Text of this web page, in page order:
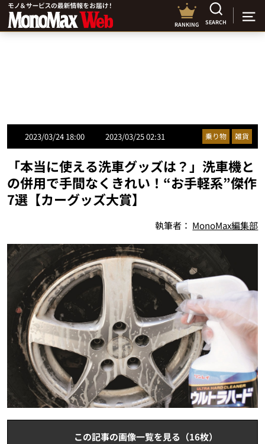
RANKING SEARCH
2023/03/24 18:00 2023/03/25 02:31 乗り物 雑貨
「本当に使える洗車グッズは？」洗車機と
の併用で手間なくきれい！“お手軽系”傑作
7選【カーグッズ大賞】
執筆者： MonoMax編集部
この記事の画像一覧を見る（16枚）